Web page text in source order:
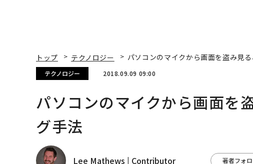
トップ テクノロジー パソコンのマイクから画面を盗み見
テクノロジー 2018.09.09 09:00
パソコンのマイクから画面を
グ手法
Lee Mathews | Contributor 著者フォ